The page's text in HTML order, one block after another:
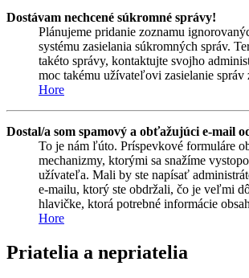
Dostávam nechcené súkromné správy!
Plánujeme pridanie zoznamu
systému zasielania súkromných správ.
takéto správy, kontaktujte svojho
moc takému užívateľovi zasielanie správ
Hore
Dostal/a som spamový a obťažujúci e-mail
To je nám ľúto. Príspevkové formuláre
mechanizmy, ktorými sa snažíme
užívateľa. Mali by ste napísať
e-mailu, ktorý ste obdržali, čo je veľmi
hlavičke, ktorá potrebné informácie
Hore
Priatelia a nepriatelia